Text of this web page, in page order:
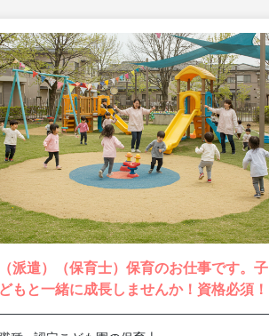
派遣）（保育士）保育のお仕事です。子
もと一緒に成長しませんか！資格必須！